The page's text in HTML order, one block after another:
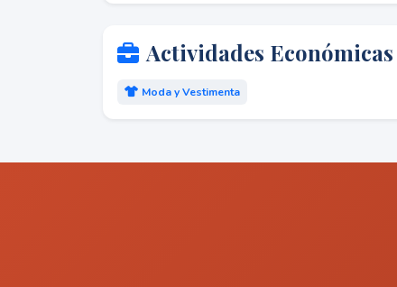
Actividades Económicas
Moda y Vestimenta